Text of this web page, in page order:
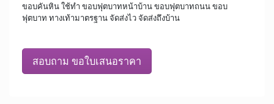
ขอบคันหิน ใช้ทำ ขอบฟุตบาทหน้าบ้าน ขอบฟุตบาทถนน ขอบ
ฟุตบาท ทางเท้ามาตรฐาน จัดส่งไว จัดส่งถึงบ้าน
สอบถาม ขอใบเสนอราคา